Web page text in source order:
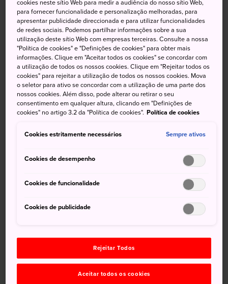
O Yebisu Garden Place é o local original da cervejaria
Yebisu Beer. Atualmente, o local é uma cidade elegante
dentro de uma cidade repleta de opções de refeições,
atrações e atividades. Já que é o antigo local de uma
cervejaria mundialmente famosa, há também muitas
opções de bebidas.
Além disso, a grande quantidade de lojas de
departamento e de rua faz desse destino o local perfeito
movimentadas de Tóquio. Os vários restaurantes da região
jantar.
Não perca
Visite o Museu da Cerveja Yebisu, que também
oferece degustações
Confira as dezenas de opções para fazer
compras e refeições
cookies neste sítio Web para medir a audiência do nosso sítio Web,
para fornecer funcionalidade e personalização melhoradas, para
apresentar publicidade direccionada e para utilizar funcionalidades
de redes sociais. Podemos partilhar informações sobre a sua
utilização deste sítio Web com empresas terceiras. Consulte a nossa
"Política de cookies" e "Definições de cookies" para obter mais
informações. Clique em "Aceitar todos os cookies" se concordar com
a utilização de todos os nossos cookies. Clique em "Rejeitar todos os
cookies" para rejeitar a utilização de todos os nossos cookies. Mova
o seletor para ativo se concordar com a utilização de uma parte dos
nossos cookies. Além disso, pode alterar ou retirar o seu
consentimento em qualquer altura, clicando em "Definições de
cookies" no artigo 3.2 da "Política de cookies". Política de cookies
Cookies estritamente necessários Sempre ativos
Cookies de desempenho
Cookies de funcionalidade
Cookies de publicidade
Rejeitar Todos
Aceitar todos os cookies